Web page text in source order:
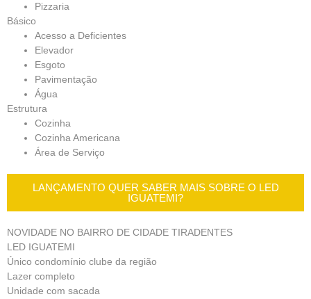
Pizzaria
Básico
Acesso a Deficientes
Elevador
Esgoto
Pavimentação
Água
Estrutura
Cozinha
Cozinha Americana
Área de Serviço
LANÇAMENTO QUER SABER MAIS SOBRE O LED
IGUATEMI?
NOVIDADE NO BAIRRO DE CIDADE TIRADENTES
LED IGUATEMI
Único condomínio clube da região
Lazer completo
Unidade com sacada